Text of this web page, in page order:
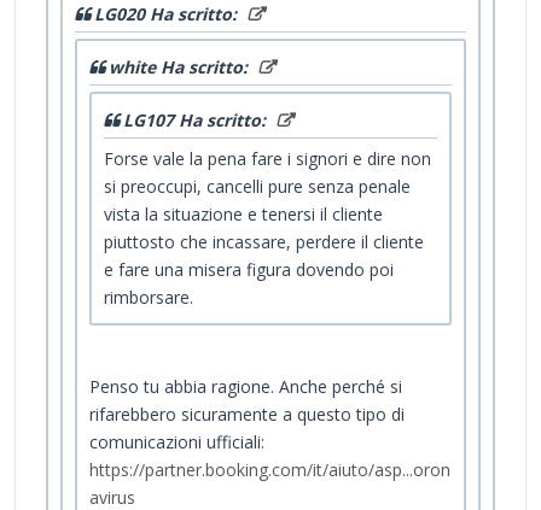
LG020 Ha scritto:
white Ha scritto:
LG107 Ha scritto:
Forse vale la pena fare i signori e dire non
si preoccupi, cancelli pure senza penale
vista la situazione e tenersi il cliente
piuttosto che incassare, perdere il cliente
e fare una misera figura dovendo poi
rimborsare.
Penso tu abbia ragione. Anche perché si
rifarebbero sicuramente a questo tipo di
comunicazioni ufficiali:
https://partner.booking.com/it/aiuto/asp...oron
avirus